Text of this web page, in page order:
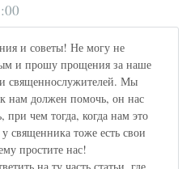
и советы! Не могу не
и прошу прощения за наше
священнослужителей. Мы
нам должен помочь, он нас
чем тогда, когда нам это
священника тоже есть свои
простите нас!